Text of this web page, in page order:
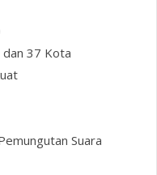
37 Kota
Suara